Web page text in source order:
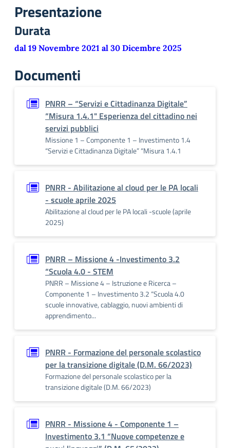
Presentazione
Durata
dal 19 Novembre 2021 al 30 Dicembre 2025
Documenti
PNRR – “Servizi e Cittadinanza Digitale”
“Misura 1.4.1" Esperienza del cittadino nei
servizi pubblici
Missione 1 – Componente 1 – Investimento 1.4
“Servizi e Cittadinanza Digitale” “Misura 1.4.1
PNRR - Abilitazione al cloud per le PA locali
- scuole aprile 2025
Abilitazione al cloud per le PA locali -scuole (aprile
2025)
PNRR – Missione 4 -Investimento 3.2
“Scuola 4.0 - STEM
PNRR – Missione 4 – Istruzione e Ricerca –
Componente 1 – Investimento 3.2 “Scuola 4.0
scuole innovative, cablaggio, nuovi ambienti di
apprendimento...
PNRR - Formazione del personale scolastico
per la transizione digitale (D.M. 66/2023)
Formazione del personale scolastico per la
transizione digitale (D.M. 66/2023)
PNRR - Missione 4 - Componente 1 –
Investimento 3.1 “Nuove competenze e